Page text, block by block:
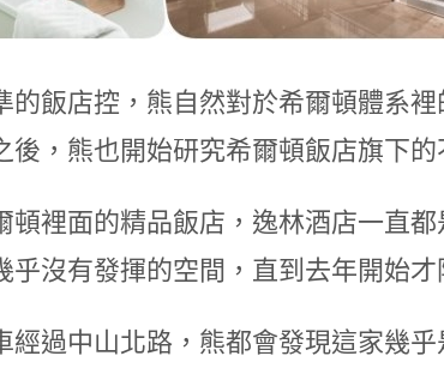
的飯店控，熊自然對於希爾頓體系
後，熊也開始研究希爾頓飯店旗下的
頓裡面的精品飯店，逸林酒店一直
乎沒有發揮的空間，直到去年開始
經過中山北路，熊都會發現這家幾